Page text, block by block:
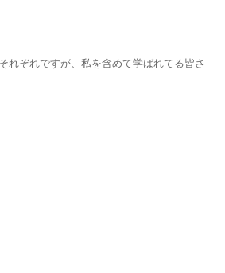
れぞれですが、私を含めて学ばれてる皆さ